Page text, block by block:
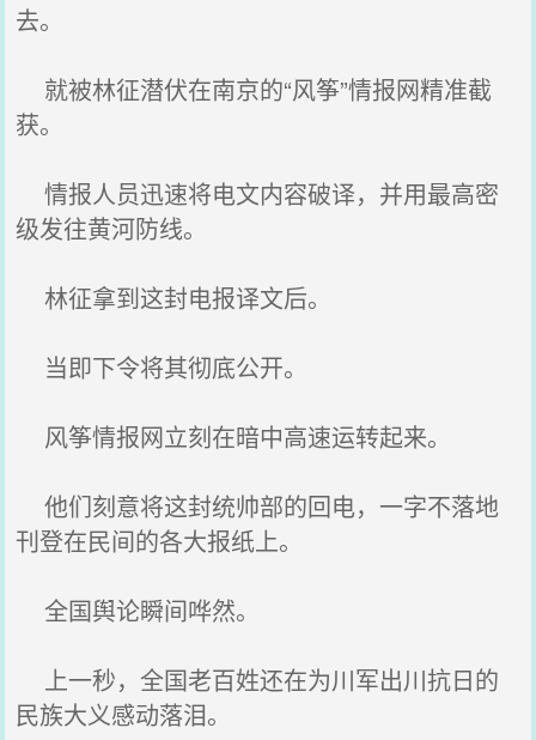
去。
就被林征潜伏在南京的“风筝”情报网精准截
获。
情报人员迅速将电文内容破译，并用最高密
级发往黄河防线。
林征拿到这封电报译文后。
当即下令将其彻底公开。
风筝情报网立刻在暗中高速运转起来。
他们刻意将这封统帅部的回电，一字不落地
刊登在民间的各大报纸上。
全国舆论瞬间哗然。
上一秒，全国老百姓还在为川军出川抗日的
民族大义感动落泪。